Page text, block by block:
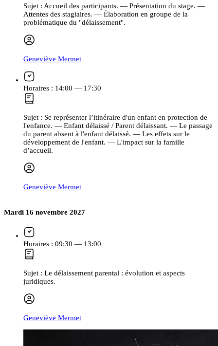
Sujet : Accueil des participants. — Présentation du stage. —
Attentes des stagiaires. — Élaboration en groupe de la
problématique du "délaissement".
Geneviève Mermet
Horaires : 14:00 — 17:30
Sujet : Se représenter l’itinéraire d'un enfant en protection de
l'enfance. — Enfant délaissé / Parent délaissant. — Le passage
du parent absent à l'enfant délaissé. — Les effets sur le
développement de l'enfant. — L'impact sur la famille
d’accueil.
Geneviève Mermet
Mardi 16 novembre 2027
Horaires : 09:30 — 13:00
Sujet : Le délaissement parental : évolution et aspects
juridiques.
Geneviève Mermet